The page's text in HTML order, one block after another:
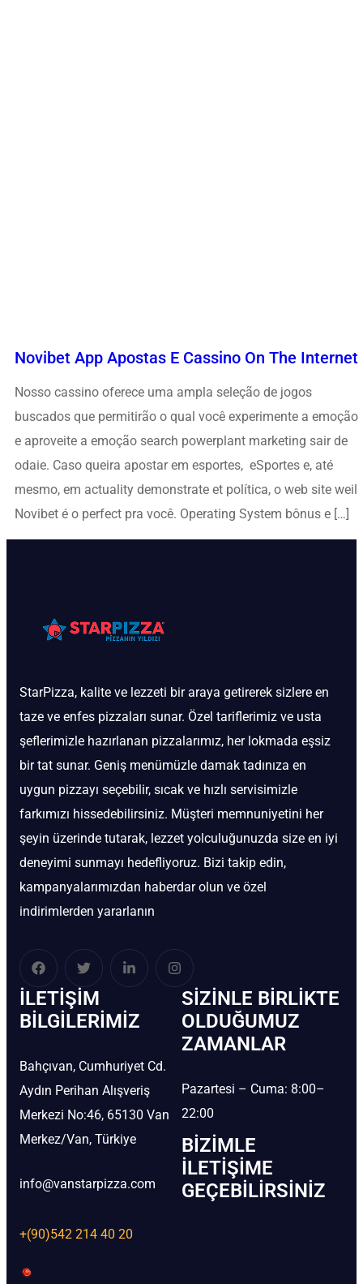
Novibet App Apostas E Cassino On The Internet
Nosso cassino oferece uma ampla seleção de jogos
buscados que permitirão o qual você experimente a emoção
e aproveite a emoção search powerplant marketing sair de
odaie. Caso queira apostar em esportes, eSportes e, até
mesmo, em actuality demonstrate et política, o web site weil
Novibet é o perfect pra você. Operating System bônus e […]
StarPizza, kalite ve lezzeti bir araya getirerek sizlere en
taze ve enfes pizzaları sunar. Özel tariflerimiz ve usta
şeflerimizle hazırlanan pizzalarımız, her lokmada eşsiz
bir tat sunar. Geniş menümüzle damak tadınıza en
uygun pizzayı seçebilir, sıcak ve hızlı servisimizle
farkımızı hissedebilirsiniz. Müşteri memnuniyetini her
şeyin üzerinde tutarak, lezzet yolculuğunuzda size en iyi
deneyimi sunmayı hedefliyoruz. Bizi takip edin,
kampanyalarımızdan haberdar olun ve özel
indirimlerden yararlanın
İLETIŞIM
BİLGILERIMIZ
Bahçıvan, Cumhuriyet Cd.
Aydın Perihan Alışveriş
Merkezi No:46, 65130 Van
Merkez/Van, Türkiye
info@vanstarpizza.com
+(90)542 214 40 20
SIZINLE BIRLIKTE
OLDUĞUMUZ
ZAMANLAR
Pazartesi – Cuma: 8:00–
22:00
BIZIMLE
İLETIŞIME
GEÇEBILIRSINIZ